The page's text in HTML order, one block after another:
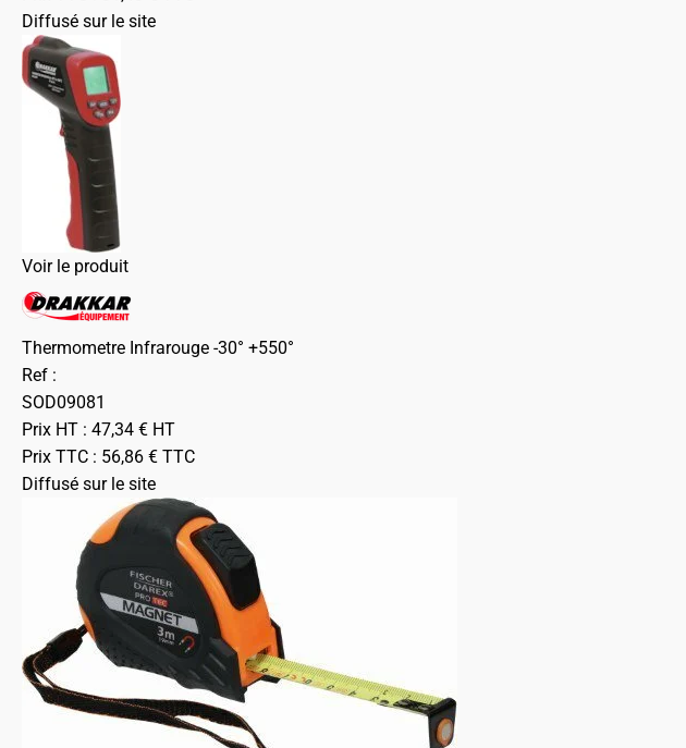
Diffusé sur le site
Voir le produit
Thermometre Infrarouge -30° +550°
Ref :
SOD09081
Prix HT : 47,34 € HT
Prix TTC : 56,86 € TTC
Diffusé sur le site